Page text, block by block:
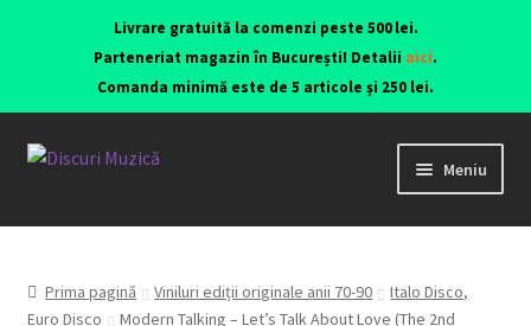
Livrare gratuită la comenzi peste 500 lei.
Parteneriat magazin în București! Detalii aici.
Comanda minimă este de 5 articole și 250 lei.
Meniu
Viniluri ediții originale anii 70-90
CD-uri originale
Prima pagină Viniluri ediții originale anii 70-90
Italo Disco,
Euro Disco
Modern Talking – Let’s Talk About Love (The 2nd